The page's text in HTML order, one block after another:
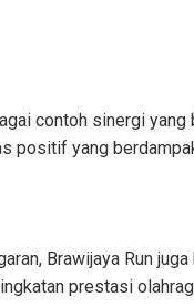
contoh sinergi yang
positif yang
Brawijaya Run
prestasi